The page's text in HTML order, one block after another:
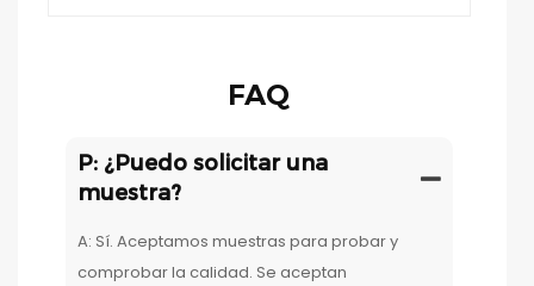
FAQ
P: ¿Puedo solicitar una
muestra?
A: Sí. Aceptamos muestras para probar y
comprobar la calidad. Se aceptan